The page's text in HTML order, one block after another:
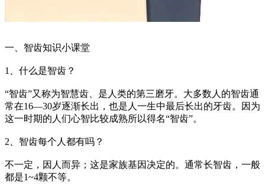
一、智齿知识小课堂
1、什么是智齿？
“智齿”又称为智慧齿、是人类的第三磨牙。大多数人的智齿通
常在16—30岁逐渐长出，也是人一生中最后长出的牙齿。因为
这一时期的人们心智比较成熟所以得名“智齿”。
2、智齿每个人都有吗？
不一定，因人而异；这是家族基因决定的。通常长智齿，一般
都是1~4颗不等。